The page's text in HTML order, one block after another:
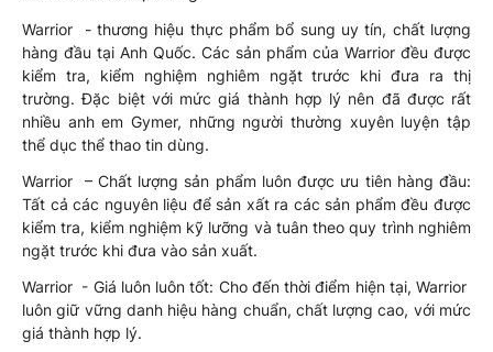
Warrior - thương hiệu thực phẩm bổ sung uy tín, chất lượng
hàng đầu tại Anh Quốc. Các sản phẩm của Warrior đều được
kiểm tra, kiểm nghiệm nghiêm ngặt trước khi đưa ra thị
trường. Đặc biệt với mức giá thành hợp lý nên đã được rất
nhiều anh em Gymer, những người thường xuyên luyện tập
thể dục thể thao tin dùng.
Warrior – Chất lượng sản phẩm luôn được ưu tiên hàng đầu:
Tất cả các nguyên liệu để sản xất ra các sản phẩm đều được
kiểm tra, kiểm nghiệm kỹ lưỡng và tuân theo quy trình nghiêm
ngặt trước khi đưa vào sản xuất.
Warrior - Giá luôn luôn tốt: Cho đến thời điểm hiện tại, Warrior
luôn giữ vững danh hiệu hàng chuẩn, chất lượng cao, với mức
giá thành hợp lý.